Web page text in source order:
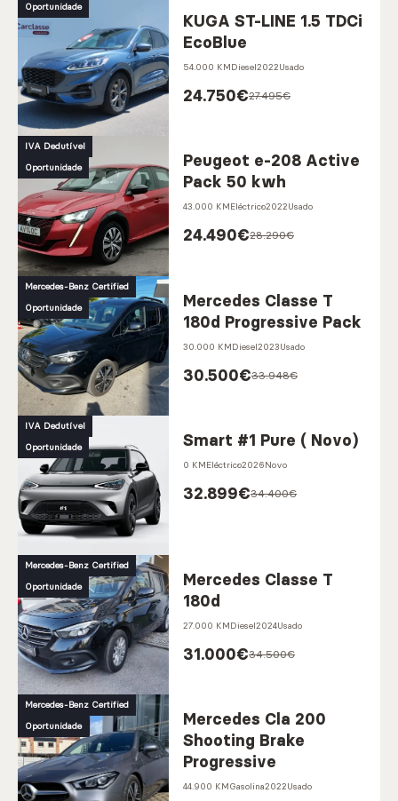
Oportunidade
KUGA ST-LINE 1.5 TDCi
EcoBlue
54.000 KMDiesel2022Usado
27.495€
24.750€
IVA Dedutível
Oportunidade
Peugeot e-208 Active
Pack 50 kwh
43.000 KMEléctrico2022Usado
28.290€
24.490€
Mercedes-Benz Certified
Oportunidade
Mercedes Classe T
180d Progressive Pack
30.000 KMDiesel2023Usado
33.948€
30.500€
IVA Dedutível
Oportunidade
Smart #1 Pure ( Novo)
0 KMEléctrico2026Novo
34.400€
32.899€
Mercedes-Benz Certified
Oportunidade
Mercedes Classe T
180d
27.000 KMDiesel2024Usado
34.500€
31.000€
Mercedes-Benz Certified
Oportunidade
Mercedes Cla 200
Shooting Brake
Progressive
44.900 KMGasolina2022Usado
CARREGAR MAIS